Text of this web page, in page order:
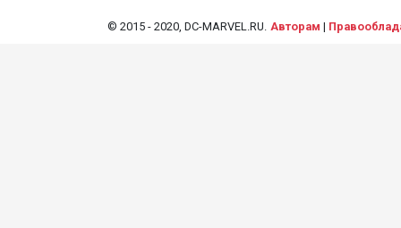
© 2015 - 2020, DC-MARVEL.RU. Авторам |